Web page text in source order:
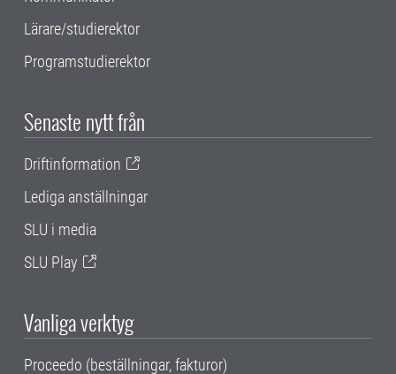
Lärare/studierektor
Programstudierektor
Senaste nytt från
Driftinformation
Lediga anställningar
SLU i media
SLU Play
Vanliga verktyg
Proceedo (beställningar, fakturor)